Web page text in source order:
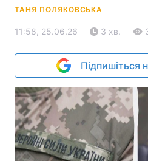
ТАНЯ ПОЛЯКОВСЬКА
11:58, 25.06.26 3 хв.
Підпишіться